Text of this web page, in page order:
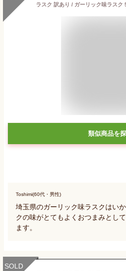
類似商品を
Toshimi(60代・男性)
埼玉県のガーリック味ラスクはい
クの味がとてもよくおつまみとし
ます。
SOLD